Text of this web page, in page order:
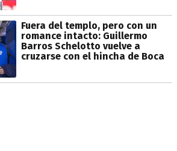
Fuera del templo, pero con un
romance intacto: Guillermo
Barros Schelotto vuelve a
cruzarse con el hincha de Boca